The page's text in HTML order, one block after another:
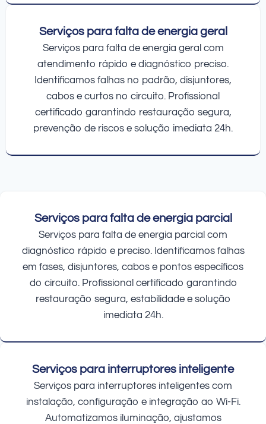
Serviços para falta de energia geral
Serviços para falta de energia geral com
atendimento rápido e diagnóstico preciso.
Identificamos falhas no padrão, disjuntores,
cabos e curtos no circuito. Profissional
certificado garantindo restauração segura,
prevenção de riscos e solução imediata 24h.
Serviços para falta de energia parcial
Serviços para falta de energia parcial com
diagnóstico rápido e preciso. Identificamos falhas
em fases, disjuntores, cabos e pontos específicos
do circuito. Profissional certificado garantindo
restauração segura, estabilidade e solução
imediata 24h.
Serviços para interruptores inteligente
Serviços para interruptores inteligentes com
instalação, configuração e integração ao Wi-Fi.
Automatizamos iluminação, ajustamos